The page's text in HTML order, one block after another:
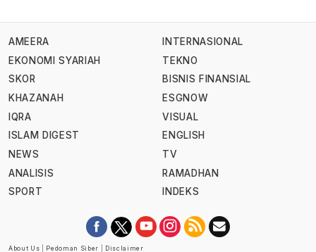
AMEERA
EKONOMI SYARIAH
SKOR
KHAZANAH
IQRA
ISLAM DIGEST
NEWS
ANALISIS
SPORT
INTERNASIONAL
TEKNO
BISNIS FINANSIAL
ESGNOW
VISUAL
ENGLISH
TV
RAMADHAN
INDEKS
About Us Pedoman Siber Disclaimer